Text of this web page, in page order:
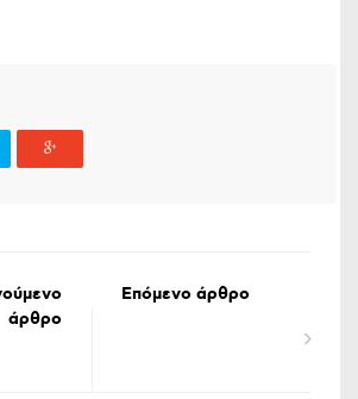
άρθρο
Επόμενο άρθρο